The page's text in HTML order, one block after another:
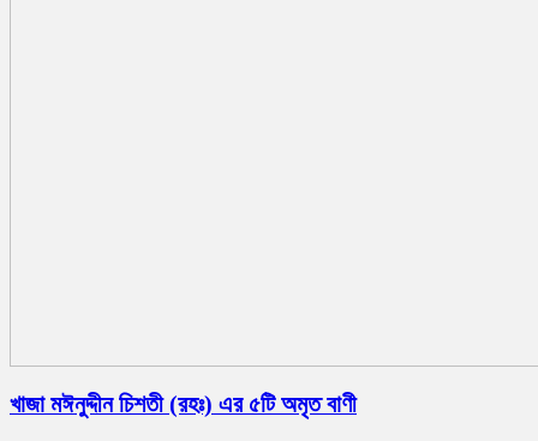
খাজা মঈনুদ্দীন চিশতী (রহঃ) এর ৫টি অমৃত বাণী